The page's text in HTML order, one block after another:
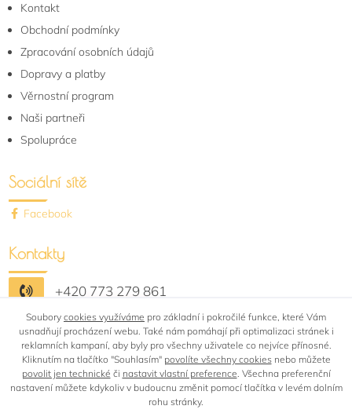
Kontakt
Obchodní podmínky
Zpracování osobních údajů
Dopravy a platby
Věrnostní program
Naši partneři
Spolupráce
Sociální sítě
Facebook
Kontakty
+420 773 279 861
shop@bytovytextil-rafail.cz
Soubory cookies využíváme pro základní i pokročilé funkce, které Vám
usnadňují procházení webu. Také nám pomáhají při optimalizaci stránek i
reklamních kampaní, aby byly pro všechny uživatele co nejvíce přínosné.
Kliknutím na tlačítko "Souhlasím" povolíte všechny cookiesnebo můžete
povolit jen technické či nastavit vlastní preference. Všechna preferenční
nastavení můžete kdykoliv v budoucnu změnit pomocí tlačítka v levém dolním
rohu stránky.